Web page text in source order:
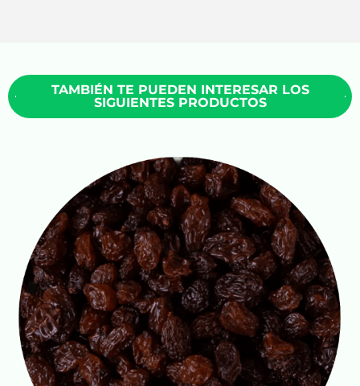
TAMBIÉN TE PUEDEN INTERESAR LOS
SIGUIENTES PRODUCTOS